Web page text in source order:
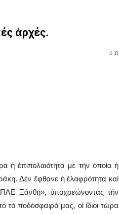
ἀρχές.
0
ἡ ἐπιπολαιότητα μέ τήν ὁποία ἡ
Δέν ἔφθανε ἡ ἐλαφρότητα καί
Ξάνθη», ὑποχρεώνοντας τήν
τό ποδόσφαιρό μας, οἱ ἴδιοι τώρα